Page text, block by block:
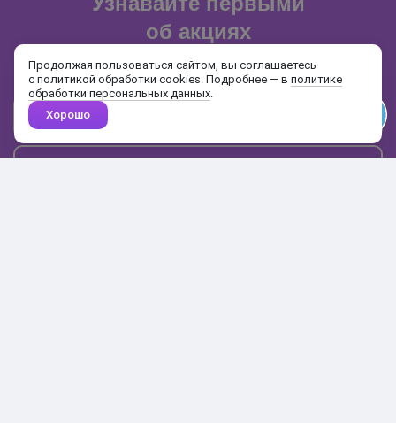
об акциях
и распродажах
Почта
Продолжая пользоваться сайтом, вы соглашаетесь
с политикой обработки cookies. Подробнее — в политике
обработки персональных данных.
Хорошо